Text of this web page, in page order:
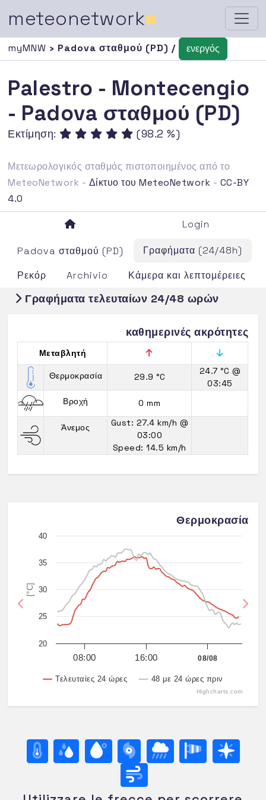
meteonetwork■
myMNW › Padova σταθμού (PD) / ενεργός
Palestro - Montecengio
- Padova σταθμού (PD)
Εκτίμηση: (98.2 %)
Μετεωρολογικός σταθμός πιστοποιημένος από το
MeteoNetwork - Δίκτυο του MeteoNetwork - CC-BY
4.0
Login
Padova σταθμού (PD)
Γραφήματα (24/48h)
Ρεκόρ
Archivio Κάμερα και λεπτομέρειες
Γραφήματα τελευταίων 24/48 ωρών
καθημερινές ακρότητες
Μεταβλητή
Θερμοκρασία 29.9 °C
24.7 °C @
03:45
Βροχή
0 mm
Άνεμος Gust: 27.4 km/h @
03:00
Speed: 14.5 km/h
Θερμοκρασία
[°C]
Τελευταίες 24 ώρες 48 με 24 ώρες πριν
08/08
08:00 16:00
20
25
30
35
40
Highcharts.com
Previous